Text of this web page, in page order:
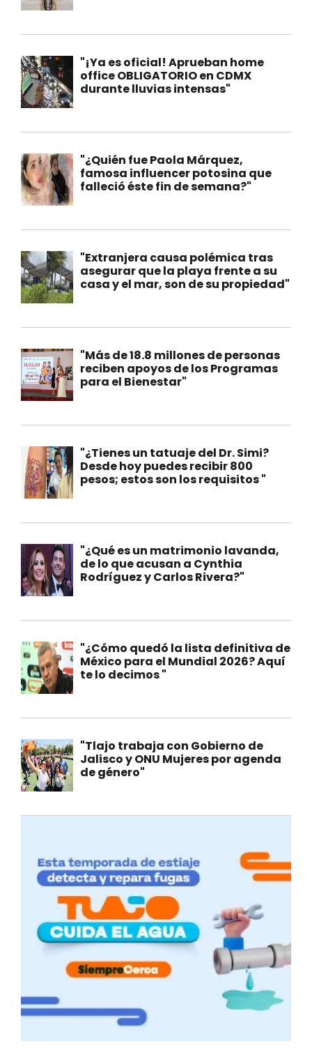
"¡Ya es oficial! Aprueban home
office OBLIGATORIO en CDMX
durante lluvias intensas"
"¿Quién fue Paola Márquez,
famosa influencer potosina que
falleció éste fin de semana?"
"Extranjera causa polémica tras
asegurar que la playa frente a su
casa y el mar, son de su propiedad"
"Más de 18.8 millones de personas
reciben apoyos de los Programas
para el Bienestar"
"¿Tienes un tatuaje del Dr. Simi?
Desde hoy puedes recibir 800
pesos; estos son los requisitos "
"¿Qué es un matrimonio lavanda,
de lo que acusan a Cynthia
Rodríguez y Carlos Rivera?"
"¿Cómo quedó la lista definitiva de
México para el Mundial 2026? Aquí
te lo decimos "
"Tlajo trabaja con Gobierno de
Jalisco y ONU Mujeres por agenda
de género"